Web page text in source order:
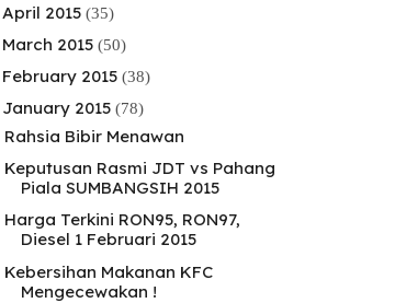
April 2015 (35)
March 2015 (50)
February 2015 (38)
January 2015 (78)
Rahsia Bibir Menawan
Keputusan Rasmi JDT vs Pahang
Piala SUMBANGSIH 2015
Harga Terkini RON95, RON97,
Diesel 1 Februari 2015
Kebersihan Makanan KFC
Mengecewakan !